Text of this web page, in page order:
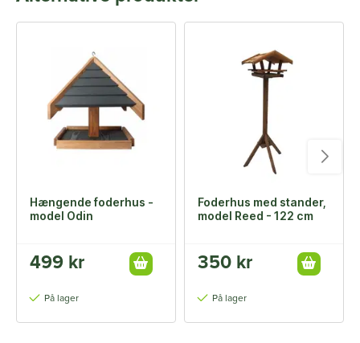
Hængende foderhus -
model Odin
499 kr
På lager
Foderhus med stander,
model Reed - 122 cm
350 kr
På lager